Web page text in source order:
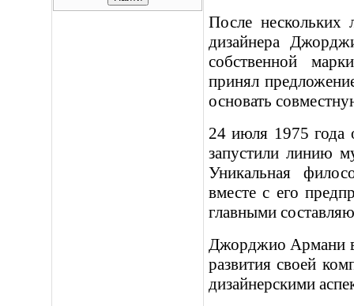
После нескольких
дизайнера
собственной
принял
основать
24 июля 1975 года
запустили линию
Уникальная
вместе с его
главными
Джорджио Армани
развития своей
дизайнерскими